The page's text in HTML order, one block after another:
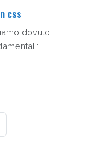
css
dovuto
i